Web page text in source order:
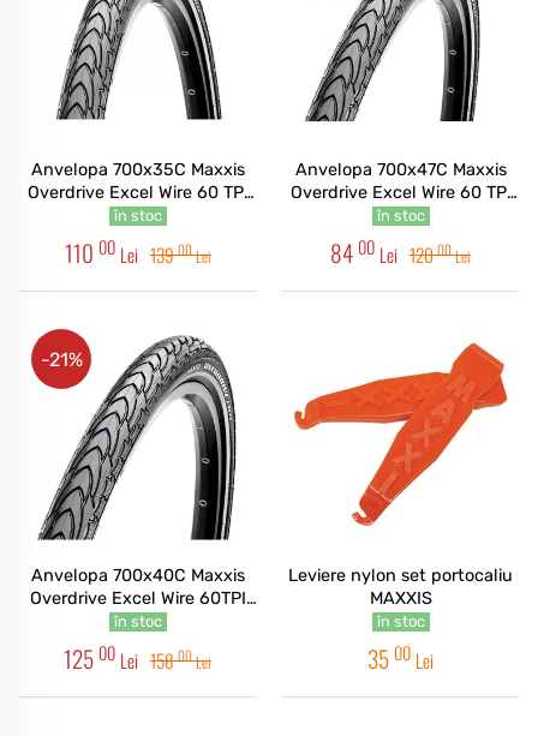
Anvelopa 700x35C Maxxis
Overdrive Excel Wire 60 TPI
Silkshield
în stoc
110 00 Lei 13900Lei
Anvelopa 700x47C Maxxis
Overdrive Excel Wire 60 TPI
Silkshield
în stoc
84 00 Lei 12000Lei
Anvelopa 700x40C Maxxis
Overdrive Excel Wire 60TPI
Silkshield / REF
în stoc
125 00 Lei 15800Lei
-21%
Leviere nylon set portocaliu
MAXXIS
în stoc
35 00 Lei